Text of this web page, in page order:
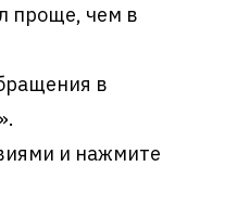
проще, чем в
в
и нажмите